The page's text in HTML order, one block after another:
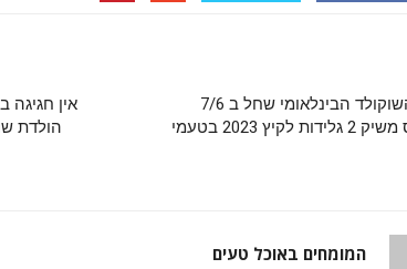
לרגל יום גלידת השוקולד הבינלאומי שחל ב 7/6
המותג בן & ג'ריס משיק 2 גלידות לקיץ 2023 בטעמי
הולדת
המומחים באוכל טעים